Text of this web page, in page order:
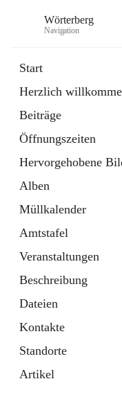
Wörterberg
Navigation
Start
Herzlich
Beiträge
Öffnungszeiten
Hervorgehobene
Alben
Müllkalender
Amtstafel
Veranstaltungen
Beschreibung
Dateien
Kontakte
Standorte
Artikel
5 Schnellzugriffe
Bürgerservice
9 Schnellzugriffe